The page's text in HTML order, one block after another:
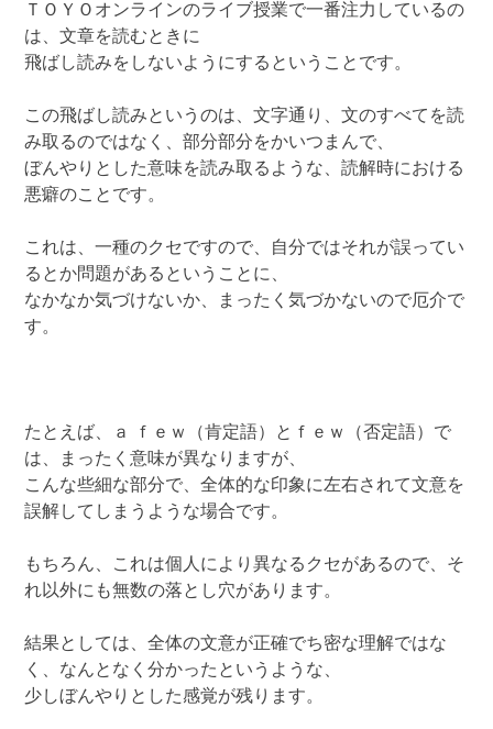
ＴＯＹＯオンラインのライブ授業で一番注力しているの
は、文章を読むときに
飛ばし読みをしないようにするということです。
この飛ばし読みというのは、文字通り、文のすべてを読
み取るのではなく、部分部分をかいつまんで、
ぼんやりとした意味を読み取るような、読解時における
悪癖のことです。
これは、一種のクセですので、自分ではそれが誤ってい
るとか問題があるということに、
なかなか気づけないか、まったく気づかないので厄介で
す。
たとえば、ａ ｆｅｗ（肯定語）とｆｅｗ（否定語）で
は、まったく意味が異なりますが、
こんな些細な部分で、全体的な印象に左右されて文意を
誤解してしまうような場合です。
もちろん、これは個人により異なるクセがあるので、そ
れ以外にも無数の落とし穴があります。
結果としては、全体の文意が正確でち密な理解ではな
く、なんとなく分かったというような、
少しぼんやりとした感覚が残ります。